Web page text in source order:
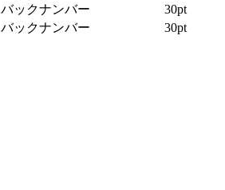
バックナンバー
30pt
バックナンバー 30pt